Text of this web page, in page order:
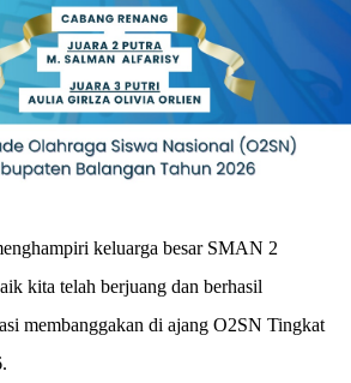
keluarga besar SMAN 2
kita telah berjuang dan berhasil
membanggakan di ajang O2SN Tingkat